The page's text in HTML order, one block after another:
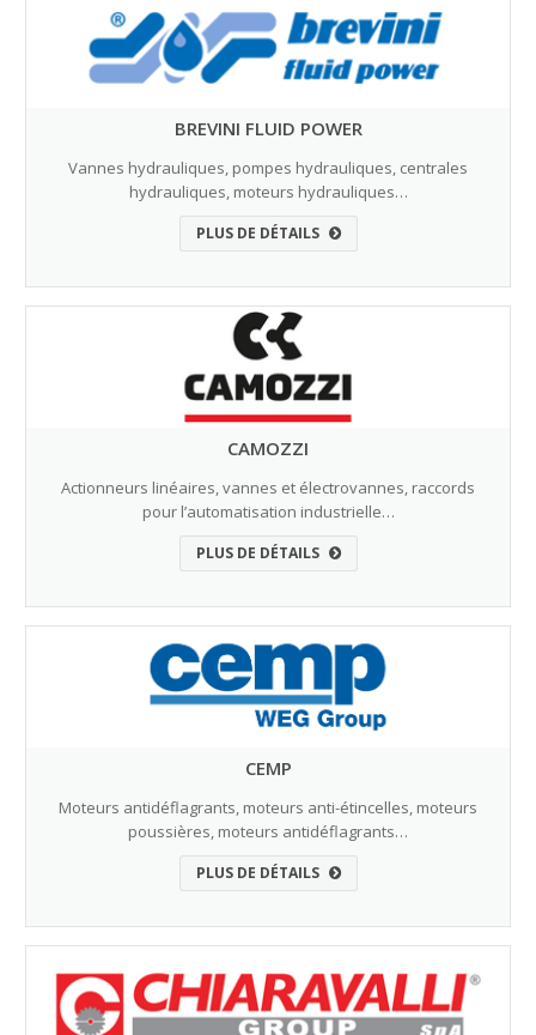
BREVINI FLUID POWER
Vannes hydrauliques, pompes hydrauliques, centrales
hydrauliques, moteurs hydrauliques…
PLUS DE DÉTAILS
CAMOZZI
Actionneurs linéaires, vannes et électrovannes, raccords
pour l’automatisation industrielle…
PLUS DE DÉTAILS
CEMP
Moteurs antidéflagrants, moteurs anti-étincelles, moteurs
poussières, moteurs antidéflagrants…
PLUS DE DÉTAILS